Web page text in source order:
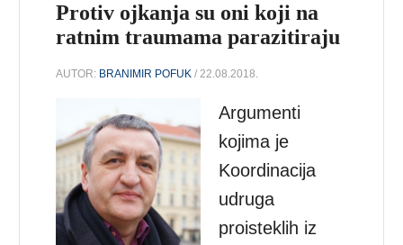
Protiv ojkanja su oni koji na
ratnim traumama parazitiraju
AUTOR: BRANIMIR POFUK / 22.08.2018.
Argumenti
kojima je
Koordinacija
udruga
proisteklih iz